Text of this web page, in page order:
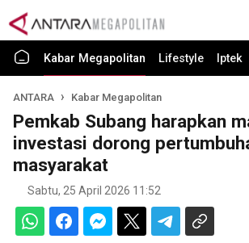
Kabar Megapolitan Lifestyle Iptek
ANTARA Kabar Megapolitan
Pemkab Subang harapkan
investasi dorong
masyarakat
Sabtu, 25 April 2026 11:52